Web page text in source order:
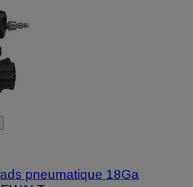
pneumatique 18Ga